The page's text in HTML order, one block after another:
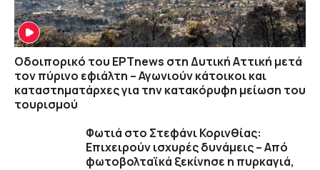
Οδοιπορικό του ΕΡΤnews στη Δυτική Αττική μετά
τον πύρινο εφιάλτη – Αγωνιούν κάτοικοι και
καταστηματάρχες για την κατακόρυφη μείωση του
τουρισμού
Φωτιά στο Στεφάνι Κορινθίας:
Επιχειρούν ισχυρές δυνάμεις – Από
φωτοβολταϊκά ξεκίνησε η πυρκαγιά,